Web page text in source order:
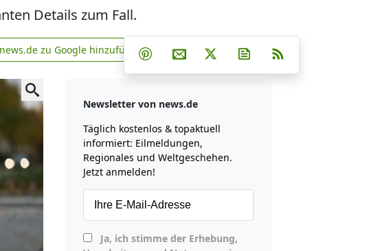
Details zum Fall.
news.de zu Google hinzufügen
news.de zu Google hinzufügen Teilen auf Facebook
Teilen auf Whatsapp
Teilen auf Telegram
Teilen auf Pinterest
Per E-Mail teilen
Post auf XNewsletter
Newsletter von news.de
Täglich kostenlos & topaktuell
informiert: Eilmeldungen,
Regionales und Weltgeschehen.
Jetzt anmelden!